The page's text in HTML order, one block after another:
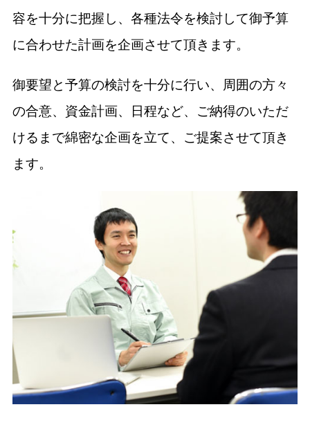
容を十分に把握し、各種法令を検討して御予算
に合わせた計画を企画させて頂きます。
御要望と予算の検討を十分に行い、周囲の方々
の合意、資金計画、日程など、ご納得のいただ
けるまで綿密な企画を立て、ご提案させて頂き
ます。